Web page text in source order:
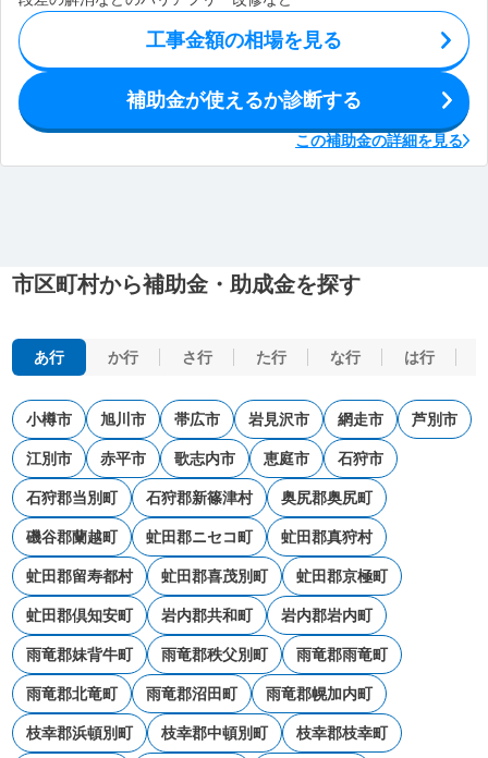
工事金額の相場を見る
補助金が使えるか診断する
この補助金の詳細を見る
市区町村から補助金・助成金を探す
あ行 か行 さ行 た行 な行 は行
小樽市 旭川市 帯広市 岩見沢市 網走市 芦別市
江別市 赤平市 歌志内市 恵庭市 石狩市
石狩郡当別町 石狩郡新篠津村 奥尻郡奥尻町
磯谷郡蘭越町 虻田郡ニセコ町 虻田郡真狩村
虻田郡留寿都村 虻田郡喜茂別町 虻田郡京極町
虻田郡倶知安町 岩内郡共和町 岩内郡岩内町
雨竜郡妹背牛町 雨竜郡秩父別町 雨竜郡雨竜町
雨竜郡北竜町 雨竜郡沼田町 雨竜郡幌加内町
枝幸郡浜頓別町 枝幸郡中頓別町 枝幸郡枝幸町